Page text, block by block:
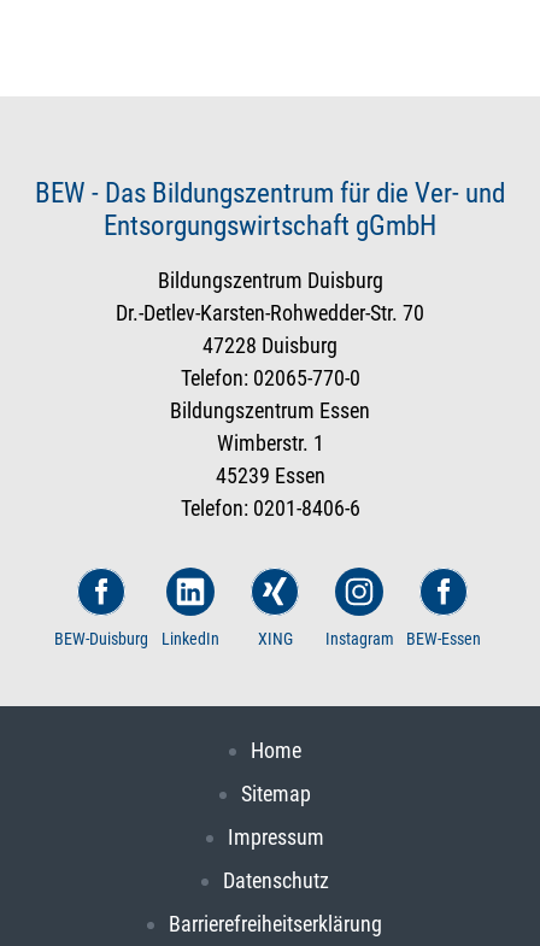
BEW - Das Bildungszentrum für die Ver- und
Entsorgungswirtschaft gGmbH
Bildungszentrum Duisburg
Dr.-Detlev-Karsten-Rohwedder-Str. 70
47228 Duisburg
Telefon: 02065-770-0
Bildungszentrum Essen
Wimberstr. 1
45239 Essen
Telefon: 0201-8406-6
BEW-Duisburg LinkedIn XING Instagram BEW-Essen
Home
Sitemap
Impressum
Datenschutz
Barrierefreiheitserklärung